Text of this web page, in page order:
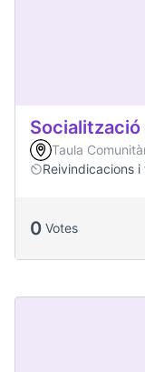
Taula
Reivindicacions
0 Votes